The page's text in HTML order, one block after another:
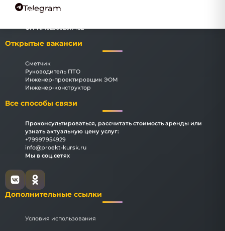
Telegram
Адрес:
ИНН:3666069183
ОГРН:1023602617432
Открытые вакансии
Сметчик
Руководитель ПТО
Инженер-проектировщик ЭОМ
Инженер-конструктор
Все способы связи
Проконсультироваться, рассчитать стоимость аренды или
узнать актуальную цену услуг:
+79997954929
info@proekt-kursk.ru
Мы в соц.сетях
Дополнительные ссылки
Условия использования